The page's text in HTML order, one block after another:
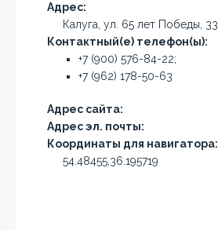
Адрес:
Калуга, ул. 65 лет Победы, 33
Контактный(е) телефон(ы):
+7 (900) 576-84-22;
+7 (962) 178-50-63
Адрес сайта:
Адрес эл. почты:
Координаты для навигатора:
54.48455,36.195719